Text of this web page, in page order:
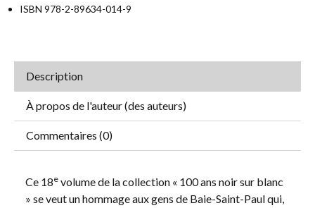
ISBN 978-2-89634-014-9
Description
À propos de l'auteur (des auteurs)
Commentaires (0)
Ce 18e volume de la collection « 100 ans noir sur blanc
» se veut un hommage aux gens de Baie-Saint-Paul qui,